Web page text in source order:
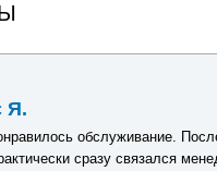
Х.
несколько воблеров и
Практически все